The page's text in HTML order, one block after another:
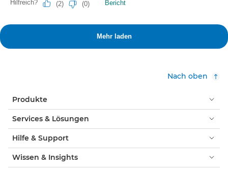
Nach oben
Produkte
Services & Lösungen
Hilfe & Support
Wissen & Insights